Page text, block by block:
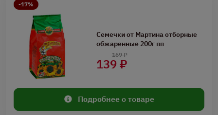
-17%
Семечки от Мартина отборные
обжаренные 200г пп
139 ₽
169 ₽
Подробнее о товаре